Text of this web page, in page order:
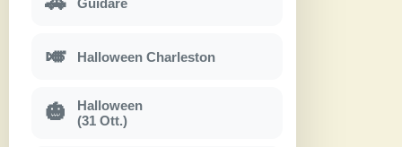
Guidare
🎺 Halloween Charleston
🎃
Halloween
(31 Ott.)